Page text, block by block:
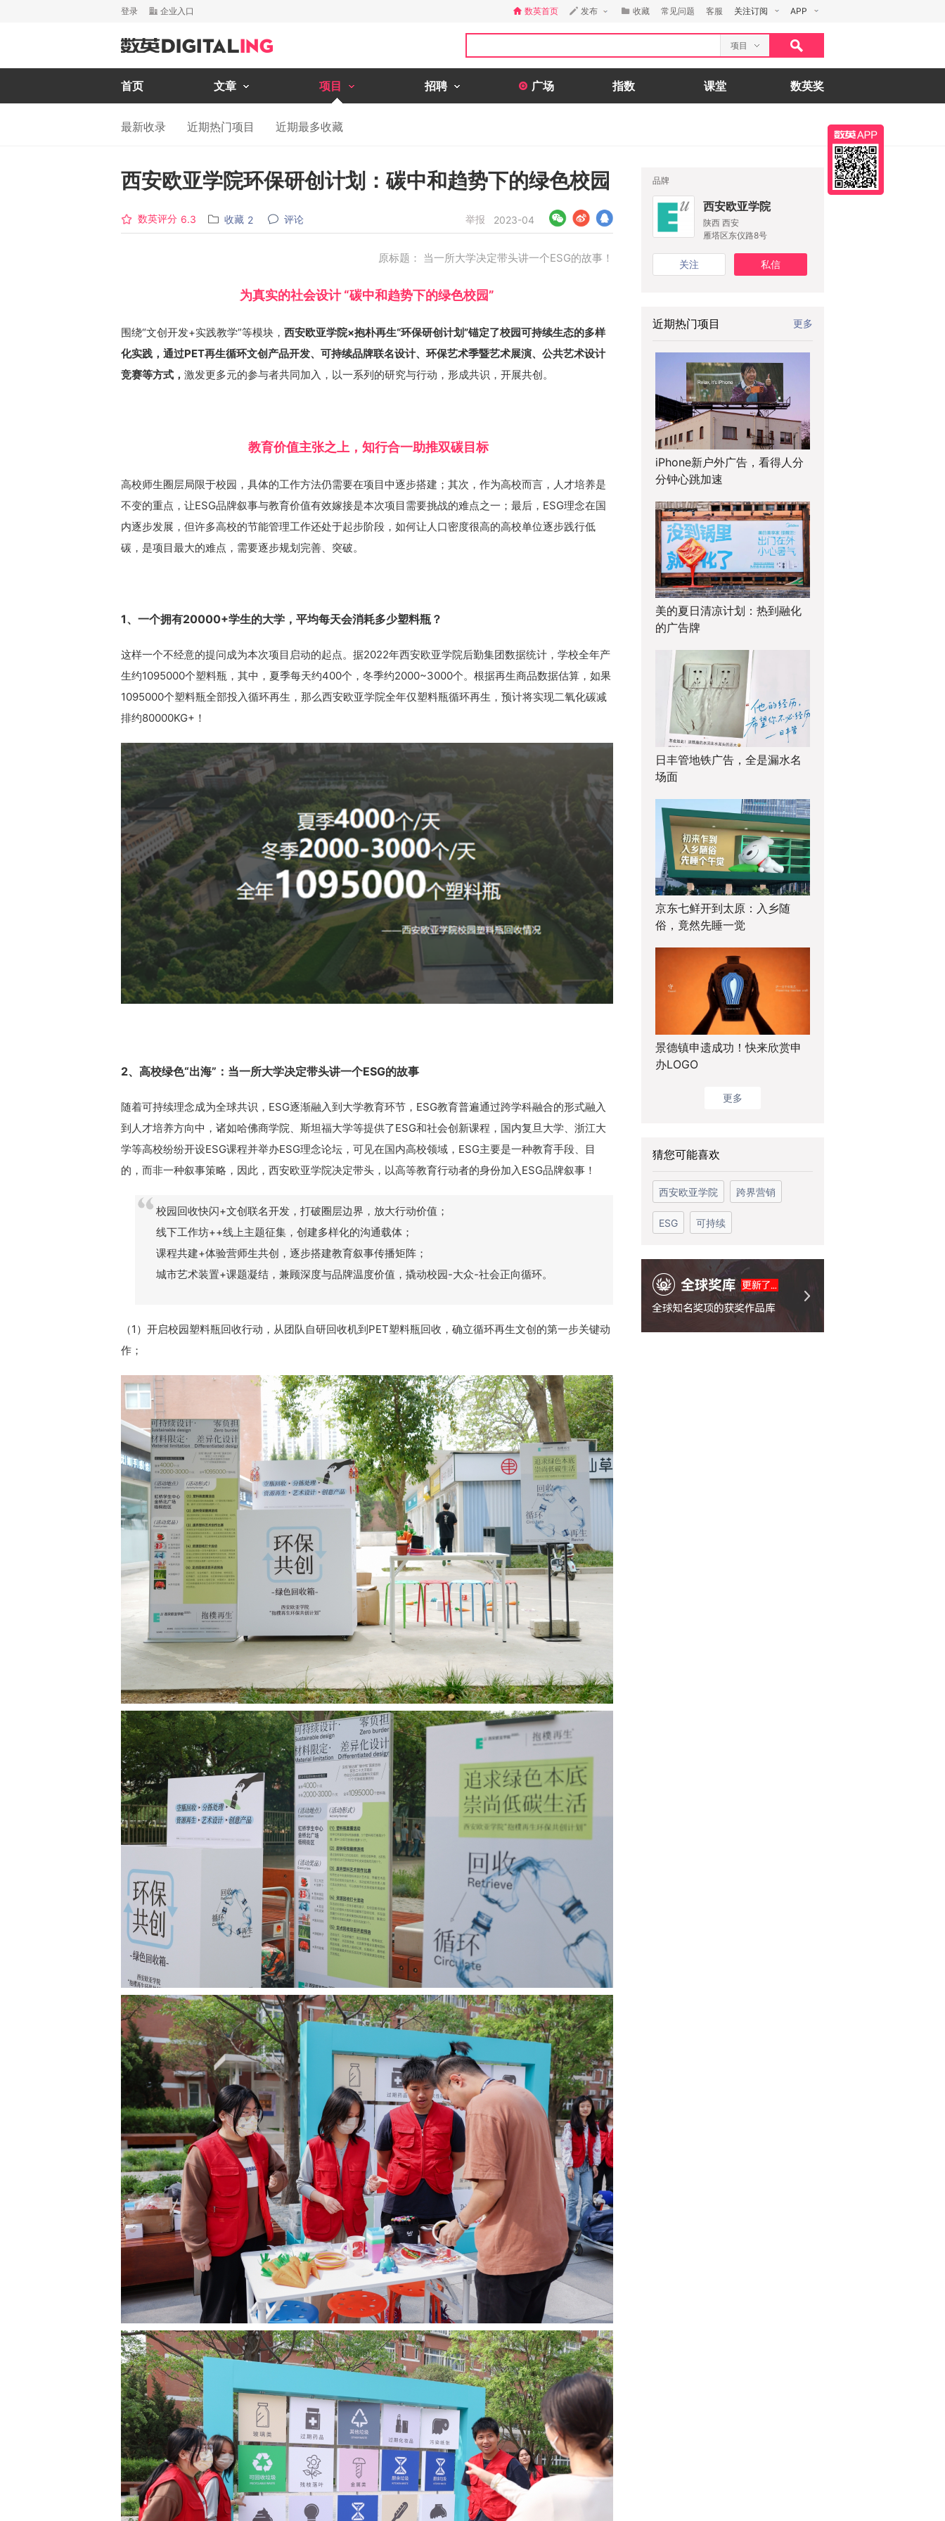
登录 企业入口 数英首页 发布 收藏 常见问题 客服 关注订阅 APP
项目
首页 文章 项目 招聘 广场 指数 课堂 数英奖
最新收录 近期热门项目 近期最多收藏
西安欧亚学院环保研创计划：碳中和趋势下的绿色校园
数英评分 6.3 收藏 2 评论 举报 2023-04
原标题： 当一所大学决定带头讲一个ESG的故事！
为真实的社会设计 “碳中和趋势下的绿色校园”
围绕“文创开发+实践教学”等模块， 西安欧亚学院×抱朴再生“环保研创计划”锚定了校园可持续生态的多样
化实践，通过PET再生循环文创产品开发、可持续品牌联名设计、环保艺术季暨艺术展演、公共艺术设计
竞赛等方式， 激发更多元的参与者共同加入，以一系列的研究与行动，形成共识，开展共创。
教育价值主张之上，知行合一助推双碳目标
高校师生圈层局限于校园，具体的工作方法仍需要在项目中逐步搭建；其次，作为高校而言，人才培养是
不变的重点，让ESG品牌叙事与教育价值有效嫁接是本次项目需要挑战的难点之一；最后，ESG理念在国
内逐步发展，但许多高校的节能管理工作还处于起步阶段，如何让人口密度很高的高校单位逐步践行低
碳，是项目最大的难点，需要逐步规划完善、突破。
1、一个拥有20000+学生的大学，平均每天会消耗多少塑料瓶？
这样一个不经意的提问成为本次项目启动的起点。据2022年西安欧亚学院后勤集团数据统计，学校全年产
生约1095000个塑料瓶，其中，夏季每天约400个，冬季约2000~3000个。根据再生商品数据估算，如果
1095000个塑料瓶全部投入循环再生，那么西安欧亚学院全年仅塑料瓶循环再生，预计将实现二氧化碳减
排约80000KG+！
2、高校绿色“出海”：当一所大学决定带头讲一个ESG的故事
随着可持续理念成为全球共识，ESG逐渐融入到大学教育环节，ESG教育普遍通过跨学科融合的形式融入
到人才培养方向中，诸如哈佛商学院、斯坦福大学等提供了ESG和社会创新课程，国内复旦大学、浙江大
学等高校纷纷开设ESG课程并举办ESG理念论坛，可见在国内高校领域，ESG主要是一种教育手段、目
的，而非一种叙事策略，因此，西安欧亚学院决定带头，以高等教育行动者的身份加入ESG品牌叙事！
校园回收快闪+文创联名开发，打破圈层边界，放大行动价值；
线下工作坊++线上主题征集，创建多样化的沟通载体；
课程共建+体验营师生共创，逐步搭建教育叙事传播矩阵；
城市艺术装置+课题凝结，兼顾深度与品牌温度价值，撬动校园-大众-社会正向循环。
（1）开启校园塑料瓶回收行动，从团队自研回收机到PET塑料瓶回收，确立循环再生文创的第一步关键动
作；
品牌
西安欧亚学院
陕西 西安
雁塔区东仪路8号
关注 私信
近期热门项目 更多
iPhone新户外广告，看得人分
分钟心跳加速
美的夏日清凉计划：热到融化
的广告牌
日丰管地铁广告，全是漏水名
场面
京东七鲜开到太原：入乡随
俗，竟然先睡一觉
景德镇申遗成功！快来欣赏申
办LOGO
更多
猜您可能喜欢
西安欧亚学院 跨界营销
ESG 可持续